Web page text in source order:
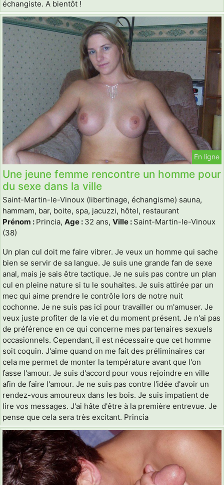
échangiste. A bientôt !
En ligne
Une jeune femme rencontre un homme pour
du sexe dans la ville
Saint-Martin-le-Vinoux (libertinage, échangisme) sauna,
hammam, bar, boite, spa, jacuzzi, hôtel, restaurant
Prénom : Princia, Age : 32 ans, Ville : Saint-Martin-le-Vinoux
(38)
Un plan cul doit me faire vibrer. Je veux un homme qui sache
bien se servir de sa langue. Je suis une grande fan de sexe
anal, mais je sais être tactique. Je ne suis pas contre un plan
cul en pleine nature si tu le souhaites. Je suis attirée par un
mec qui aime prendre le contrôle lors de notre nuit
cochonne. Je ne suis pas ici pour travailler ou m'amuser. Je
veux juste profiter de la vie et du moment présent. Je n'ai pas
de préférence en ce qui concerne mes partenaires sexuels
occasionnels. Cependant, il est nécessaire que cet homme
soit coquin. J'aime quand on me fait des préliminaires car
cela me permet de monter la température avant que l'on
fasse l'amour. Je suis d'accord pour vous rejoindre en ville
afin de faire l'amour. Je ne suis pas contre l'idée d'avoir un
rendez-vous amoureux dans les bois. Je suis impatient de
lire vos messages. J'ai hâte d'être à la première entrevue. Je
pense que cela sera très excitant. Princia